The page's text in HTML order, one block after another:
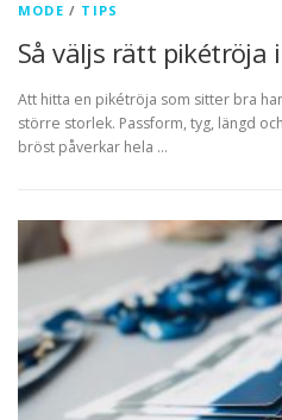
MODE / TIPS
Så väljs rätt pikétröja
Att hitta en pikétröja som sitter bra
större storlek. Passform, tyg, längd
bröst påverkar hela …